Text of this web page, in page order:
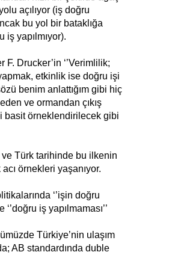
açılıyor (iş doğru
bu yol bir bataklığa
iş yapılmıyor).
F. Drucker’in ‘’Verimlilik;
etkinlik ise doğru işi
benim anlattığım gibi hiç
ve ormandan çıkış
basit örneklendirilecek gibi
Türk tarihinde bu ilkenin
örnekleri yaşanıyor.
‘’işin doğru
‘’doğru iş yapılmaması’’
Türkiye’nin ulaşım
AB standardında duble